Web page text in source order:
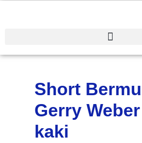
Short
Gerry
kaki